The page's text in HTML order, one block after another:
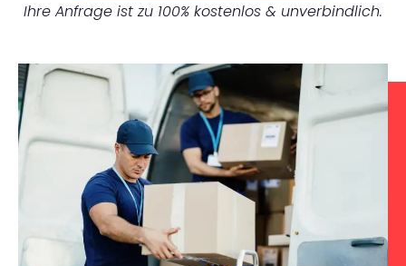
Ihre Anfrage ist zu 100% kostenlos & unverbindlich.